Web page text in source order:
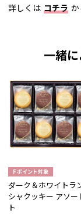
詳しくは コチラ か
一緒
ダーク＆ホワイトラ
シャクッキー アソー
ト